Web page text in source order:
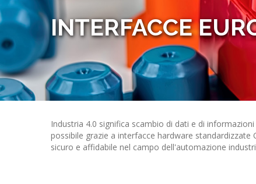
INTERFACCE
Industria 4.0 significa scambio di dati e di
possibile grazie a interfacce hardware
sicuro e affidabile nel campo dell'automazione